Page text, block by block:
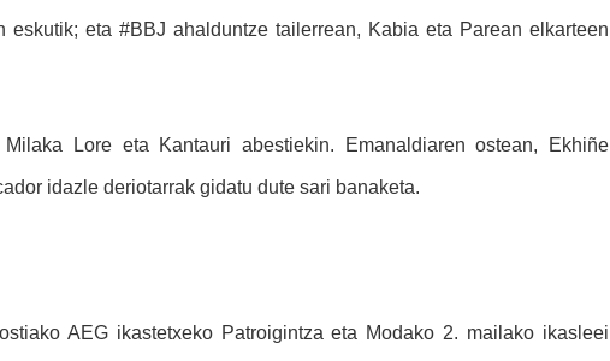
eskutik; eta #BBJ ahalduntze tailerrean, Kabia eta Parean elkarteen
Lore eta Kantauri abestiekin. Emanaldiaren ostean, Ekhiñe
idazle deriotarrak gidatu dute sari banaketa.
AEG ikastetxeko Patroigintza eta Modako 2. mailako ikasleei